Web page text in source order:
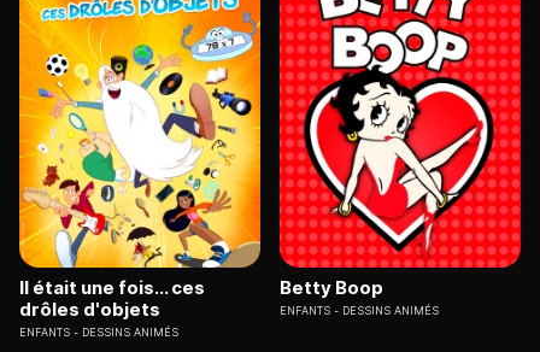
Il était une fois... ces
drôles d'objets
ENFANTS DESSINS ANIMÉS
Betty Boop
ENFANTS DESSINS ANIMÉS